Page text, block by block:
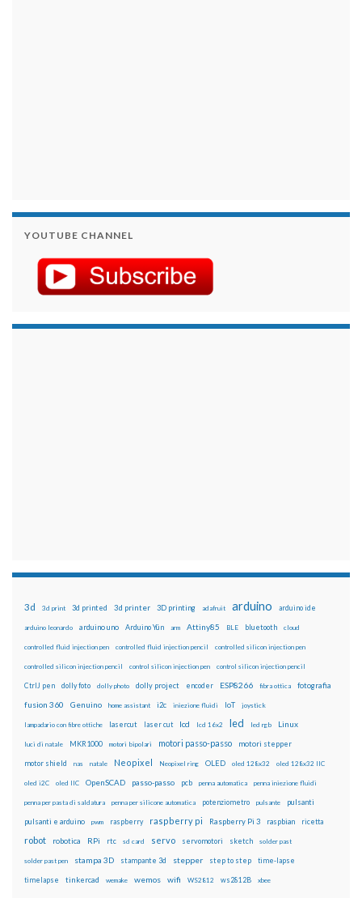
YOUTUBE CHANNEL
3d 3d print 3d printed 3d printer 3D printing adafruit arduino arduino ide
arduino leonardo arduino uno Arduino Yún arm Attiny85 BLE bluetooth cloud
controlled fluid injection pen controlled fluid injection pencil controlled silicon injection pen
controlled silicon injection pencil control silicon injection pen control silicon injection pencil
CtrlJ pen dolly foto dolly photo dolly project encoder ESP8266 fibra ottica fotografia
fusion 360 Genuino home assistant i2c iniezione fluidi IoT joystick
lampadario con fibre ottiche lasercut laser cut lcd lcd 16x2 led led rgb Linux
luci di natale MKR1000 motori bipolari motori passo-passo motori stepper
motor shield nas natale Neopixel Neopixel ring OLED oled 128x32 oled 128x32 IIC
oled i2C oled IIC OpenSCAD passo-passo pcb penna automatica penna iniezione fluidi
penna per pasta di saldatura penna per silicone automatica potenziometro pulsante pulsanti
pulsanti e arduino pwm raspberry raspberry pi Raspberry Pi 3 raspbian ricetta
robot robotica RPi rtc sd card servo servomotori sketch solder past
solder past pen stampa 3D stampante 3d stepper step to step time-lapse
timelapse tinkercad wemake wemos wifi WS2812 ws2812B xbee